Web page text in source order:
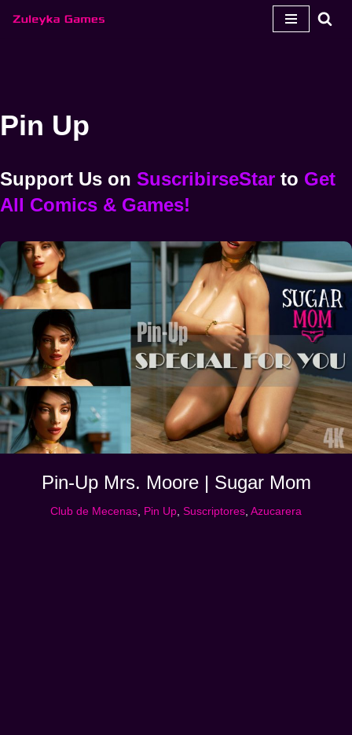
Pin Up
Support Us on SuscribirseStar to Get
All Comics & Games!
Pin-Up Mrs. Moore | Sugar Mom
Club de Mecenas, Pin Up, Suscriptores, Azucarera